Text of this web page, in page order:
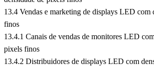
13.4 Vendas e marketing de displays LED com
finos
13.4.1 Canais de vendas de monitores LED
pixels finos
13.4.2 Distribuidores de displays LED com